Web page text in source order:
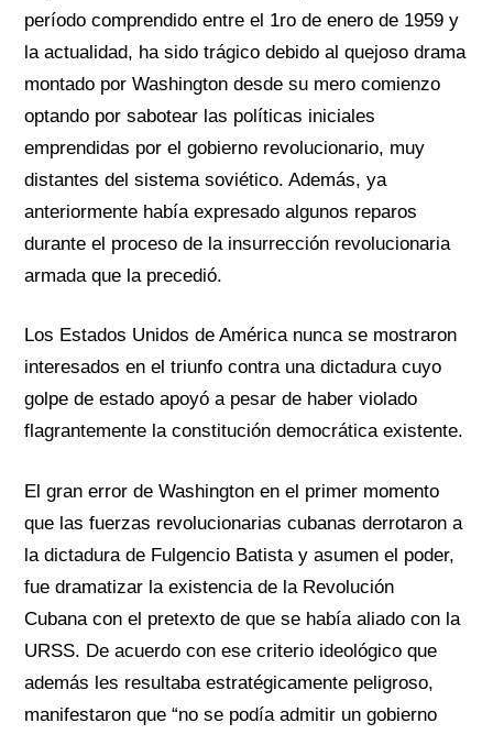
período comprendido entre el 1ro de enero de 1959 y
la actualidad, ha sido trágico debido al quejoso drama
montado por Washington desde su mero comienzo
optando por sabotear las políticas iniciales
emprendidas por el gobierno revolucionario, muy
distantes del sistema soviético. Además, ya
anteriormente había expresado algunos reparos
durante el proceso de la insurrección revolucionaria
armada que la precedió.
Los Estados Unidos de América nunca se mostraron
interesados en el triunfo contra una dictadura cuyo
golpe de estado apoyó a pesar de haber violado
flagrantemente la constitución democrática existente.
El gran error de Washington en el primer momento
que las fuerzas revolucionarias cubanas derrotaron a
la dictadura de Fulgencio Batista y asumen el poder,
fue dramatizar la existencia de la Revolución
Cubana con el pretexto de que se había aliado con la
URSS. De acuerdo con ese criterio ideológico que
además les resultaba estratégicamente peligroso,
manifestaron que “no se podía admitir un gobierno